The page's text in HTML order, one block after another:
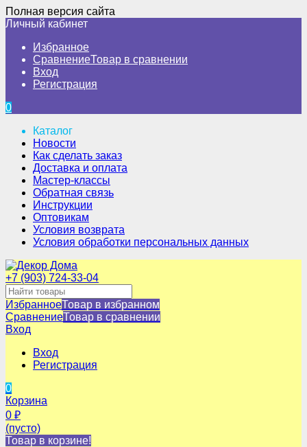
Полная версия сайта
Личный кабинет
Избранное
СравнениеТовар в сравнении
Вход
Регистрация
0
Каталог
Новости
Как сделать заказ
Доставка и оплата
Мастер-классы
Обратная связь
Инструкции
Оптовикам
Условия возврата
Условия обработки персональных данных
+7 (903) 724-33-04
ИзбранноеТовар в избранном
СравнениеТовар в сравнении
Вход
Вход
Регистрация
0
Корзина
0 ₽
(пусто)
Товар в корзине!